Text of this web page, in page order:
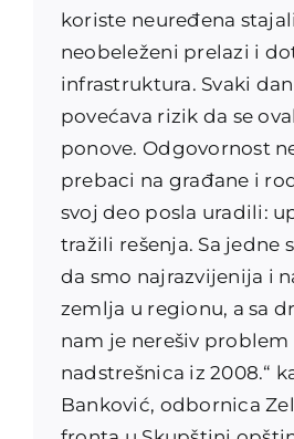
koriste neuređena
neobeleženi prelazi i
infrastruktura. Svaki
povećava rizik da se
ponove. Odgovornost
prebaci na građane i
svoj deo posla uradili:
tražili rešenja. Sa jedne
da smo najrazvijenija i
zemlja u regionu, a sa
nam je nerešiv
nadstrešnica iz 2008.“
Banković, odbornica